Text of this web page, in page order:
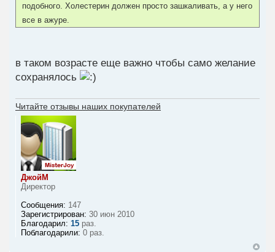
подобного. Холестерин должен просто зашкаливать, а у него
все в ажуре.
в таком возрасте еще важно чтобы само желание
сохранялось
Читайте отзывы наших покупателей
ДжойМ
Директор
Сообщения: 147
Зарегистрирован: 30 июн 2010
Благодарил: 15 раз.
Поблагодарили: 0 раз.